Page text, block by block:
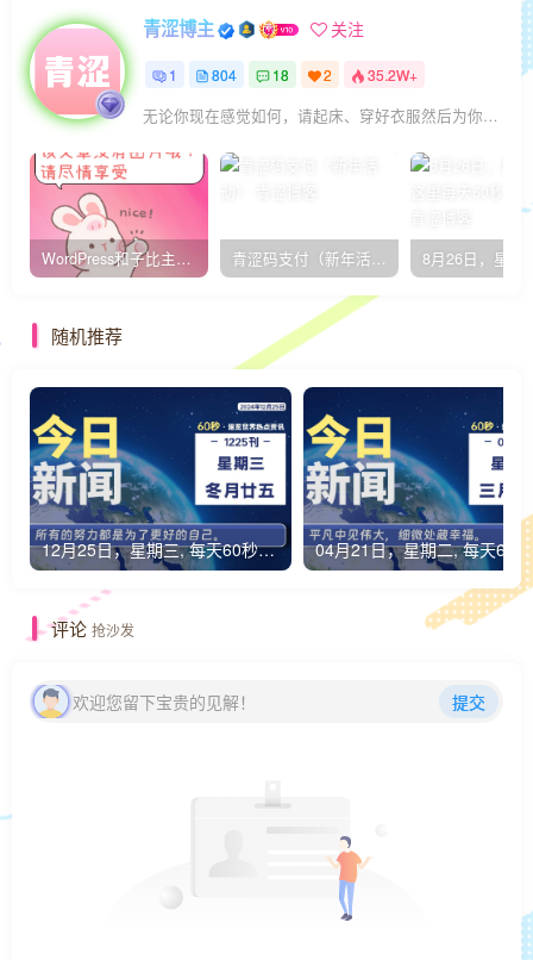
青涩博主 关注
1 804 18 2 35.2W+
无论你现在感觉如何，请起床、穿好衣服然后为你的梦想而奋斗
WordPress和子比主题模板&网站美化方法教程-已更新到:23-01-8 青涩码支付（新年活动）
随机推荐
12月25日，星期三, 每天60秒读懂全世界！
评论 抢沙发
欢迎您留下宝贵的见解！ 提交